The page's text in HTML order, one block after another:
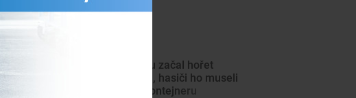
V autosalonu začal hořet
elektromobil, hasiči ho museli
ponořit do kontejneru